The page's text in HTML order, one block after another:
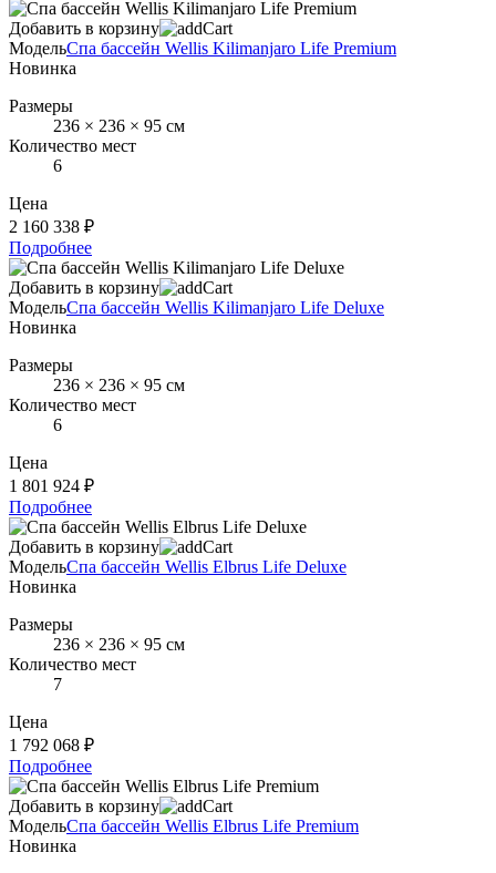
Добавить в корзину
МодельСпа бассейн Wellis Kilimanjaro Life Premium
Новинка
Размеры
236 × 236 × 95 см
Количество мест
6
Цена
2 160 338 ₽
Подробнее
Добавить в корзину
МодельСпа бассейн Wellis Kilimanjaro Life Deluxe
Новинка
Размеры
236 × 236 × 95 см
Количество мест
6
Цена
1 801 924 ₽
Подробнее
Добавить в корзину
МодельСпа бассейн Wellis Elbrus Life Deluxe
Новинка
Размеры
236 × 236 × 95 см
Количество мест
7
Цена
1 792 068 ₽
Подробнее
Добавить в корзину
МодельСпа бассейн Wellis Elbrus Life Premium
Новинка